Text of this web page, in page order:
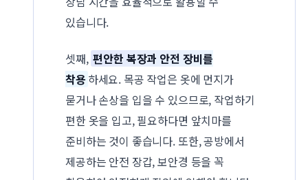
있습니다.
셋째, 편안한 복장과 안전 장비를
착용 하세요. 목공 작업은 옷에 먼지가
묻거나 손상을 입을 수 있으므로, 작업하기
편한 옷을 입고, 필요하다면 앞치마를
준비하는 것이 좋습니다. 또한, 공방에서
제공하는 안전 장갑, 보안경 등을 꼭